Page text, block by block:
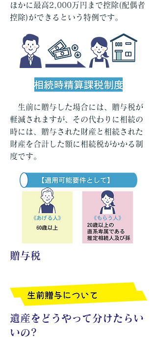
ほかに最高2,000万円まで控除(配偶者
控除)ができるという特例です。
生前に贈与した場合には、贈与税が
軽減されますが、その代わりに相続の
時には、贈与された財産と相続された
財産を合計した額に相続税がかかる制
度です。
贈与税
遺産をどうやって分けたらい
いの?